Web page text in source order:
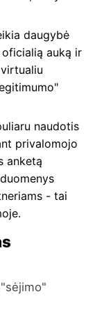
daugybė
auką ir
naudotis
privalomojo
anketą
- tai